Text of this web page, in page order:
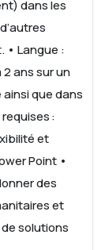
dans les
• Langue :
2 ans sur un
que dans
:
et
Point •
des
et
solutions